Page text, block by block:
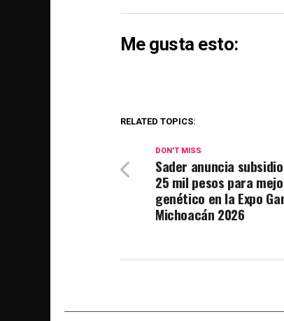
Me gusta esto:
RELATED TOPICS:
DON'T MISS
Sader anuncia
25 mil pesos para
genético en la Expo
Michoacán 2026